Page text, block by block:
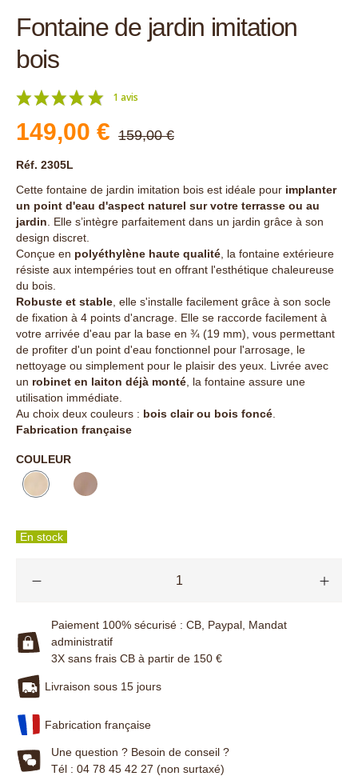
Fontaine de jardin imitation
bois
1 avis
149,00 € 159,00 €
Réf. 2305L
Cette fontaine de jardin imitation bois est idéale pour implanter
un point d'eau d'aspect naturel sur votre terrasse ou au
jardin . Elle s’intègre parfaitement dans un jardin grâce à son
design discret.
Conçue en polyéthylène haute qualité , la fontaine extérieure
résiste aux intempéries tout en offrant l'esthétique chaleureuse
du bois.
Robuste et stable , elle s'installe facilement grâce à son socle
de fixation à 4 points d'ancrage. Elle se raccorde facilement à
votre arrivée d'eau par la base en ¾ (19 mm), vous permettant
de profiter d'un point d'eau fonctionnel pour l'arrosage, le
nettoyage ou simplement pour le plaisir des yeux. Livrée avec
un robinet en laiton déjà monté , la fontaine assure une
utilisation immédiate.
Au choix deux couleurs : bois clair ou bois foncé
Fabrication française
COULEUR
En stock
Paiement 100% sécurisé : CB, Paypal, Mandat
administratif
3X sans frais CB à partir de 150 €
Livraison sous 15 jours
Fabrication française
Une question ? Besoin de conseil ?
Tél : 04 78 45 42 27 (non surtaxé)